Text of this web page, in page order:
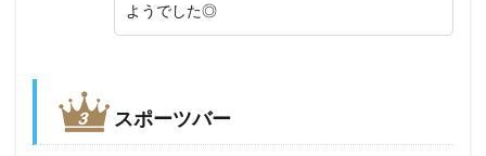
ようでした◎
スポーツバー